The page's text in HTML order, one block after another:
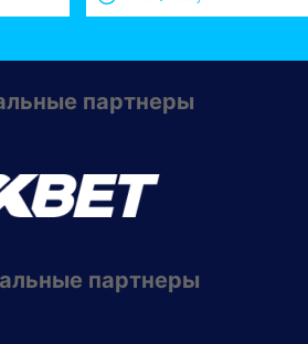
партнеры
партнеры